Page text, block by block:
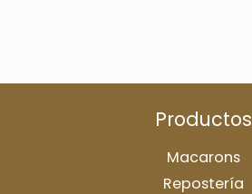
Productos
Macarons
Repostería